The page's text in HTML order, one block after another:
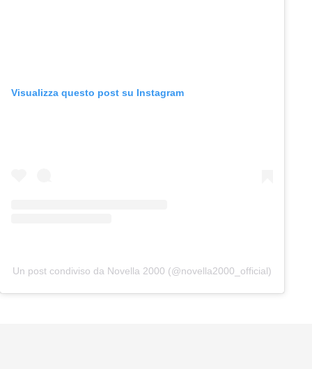
Visualizza questo post su Instagram
Un post condiviso da Novella 2000 (@novella2000_official)